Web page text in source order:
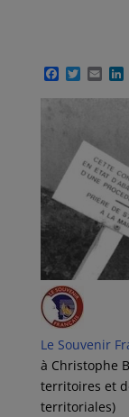
F
c
k
T
i
e
r
E
a
L
I
Le Souvenir
à Christophe
territoires et
territoriales)